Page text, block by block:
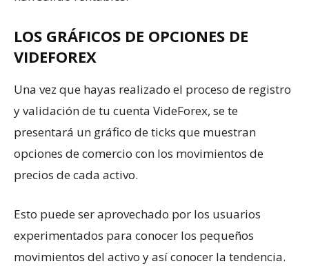
LOS GRÁFICOS DE OPCIONES DE
VIDEFOREX
Una vez que hayas realizado el proceso de registro
y validación de tu cuenta VideForex, se te
presentará un gráfico de ticks que muestran
opciones de comercio con los movimientos de
precios de cada activo.
Esto puede ser aprovechado por los usuarios
experimentados para conocer los pequeños
movimientos del activo y así conocer la tendencia.